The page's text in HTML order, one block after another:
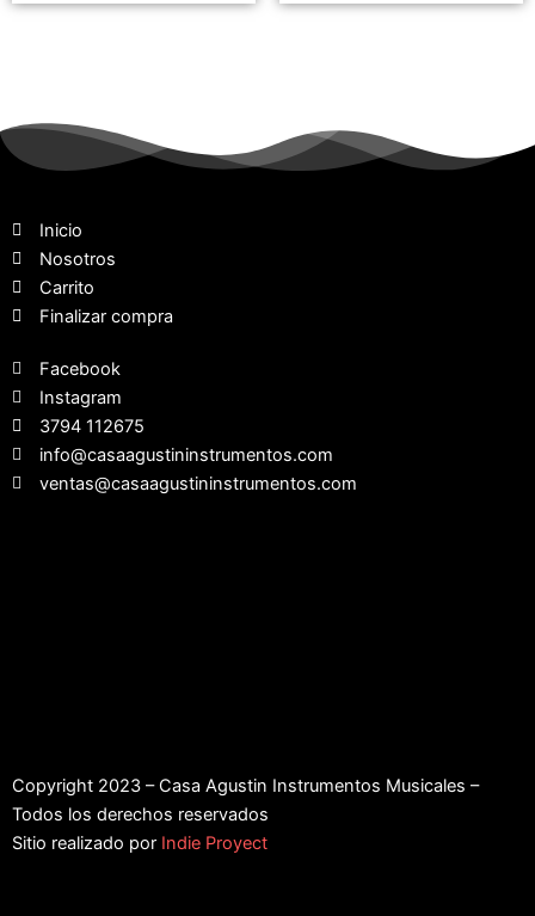
Inicio
Nosotros
Carrito
Finalizar compra
Facebook
Instagram
3794 112675
info@casaagustininstrumentos.com
ventas@casaagustininstrumentos.com
Copyright 2023 – Casa Agustin Instrumentos Musicales –
Todos los derechos reservados
Sitio realizado por Indie Proyect